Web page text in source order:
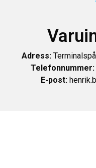
Adress:
Telefonnummer:
E-post: